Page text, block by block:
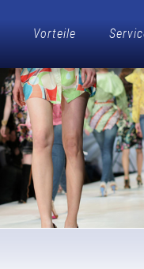
Vorteile